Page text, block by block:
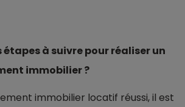
étapes à suivre pour réaliser un
immobilier ?
immobilier locatif réussi, il est